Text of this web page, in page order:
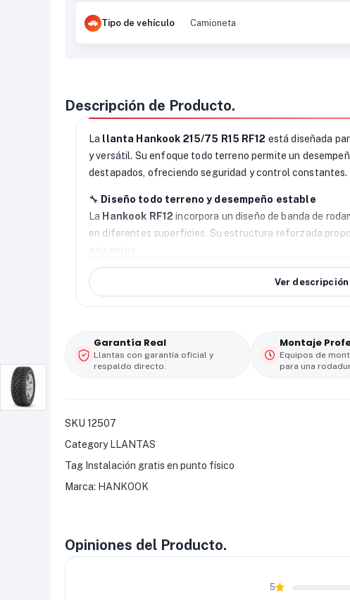
Tipo de vehículo Camioneta
Descripción de Producto.
La llanta Hankook 215/75 R15 RF12 está diseñada
y versátil. Su enfoque todo terreno permite un
destapados, ofreciendo seguridad y control constantes.
🔧 Diseño todo terreno y desempeño estable
La Hankook RF12 incorpora un diseño de banda de
en diferentes superficies. Su estructura reforzada
exigentes.
🌧️
Tracción confiable en distintas superficies
Gracias a su diseño A/T y compuesto avanzado, esta
superficies secas, mojadas y destapadas, aumentando
🚙 Durabilidad y confort para uso diario
La distribución uniforme del desgaste prolonga la vida
confort adecuado para la conducción diaria, incluso en
Ver
Garantía Real
Llantas con garantía oficial y
respaldo directo.
Montaje
Equipos de
para una
SKU 12507
Category LLANTAS
Tag Instalación gratis en punto físico
Marca: HANKOOK
Opiniones del Producto.
5